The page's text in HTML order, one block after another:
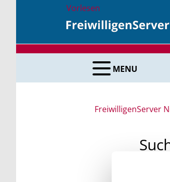
Vorlesen
MENU
FreiwilligenServer
Sie